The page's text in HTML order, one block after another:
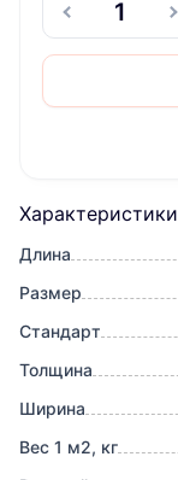
Характеристики
Длина
Размер
Стандарт
Толщина
Ширина
Вес 1 м2, кг